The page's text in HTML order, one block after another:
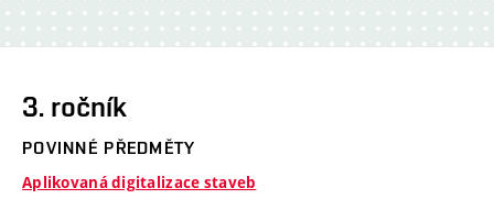
3. ročník
POVINNÉ PŘEDMĚTY
Aplikovaná digitalizace staveb